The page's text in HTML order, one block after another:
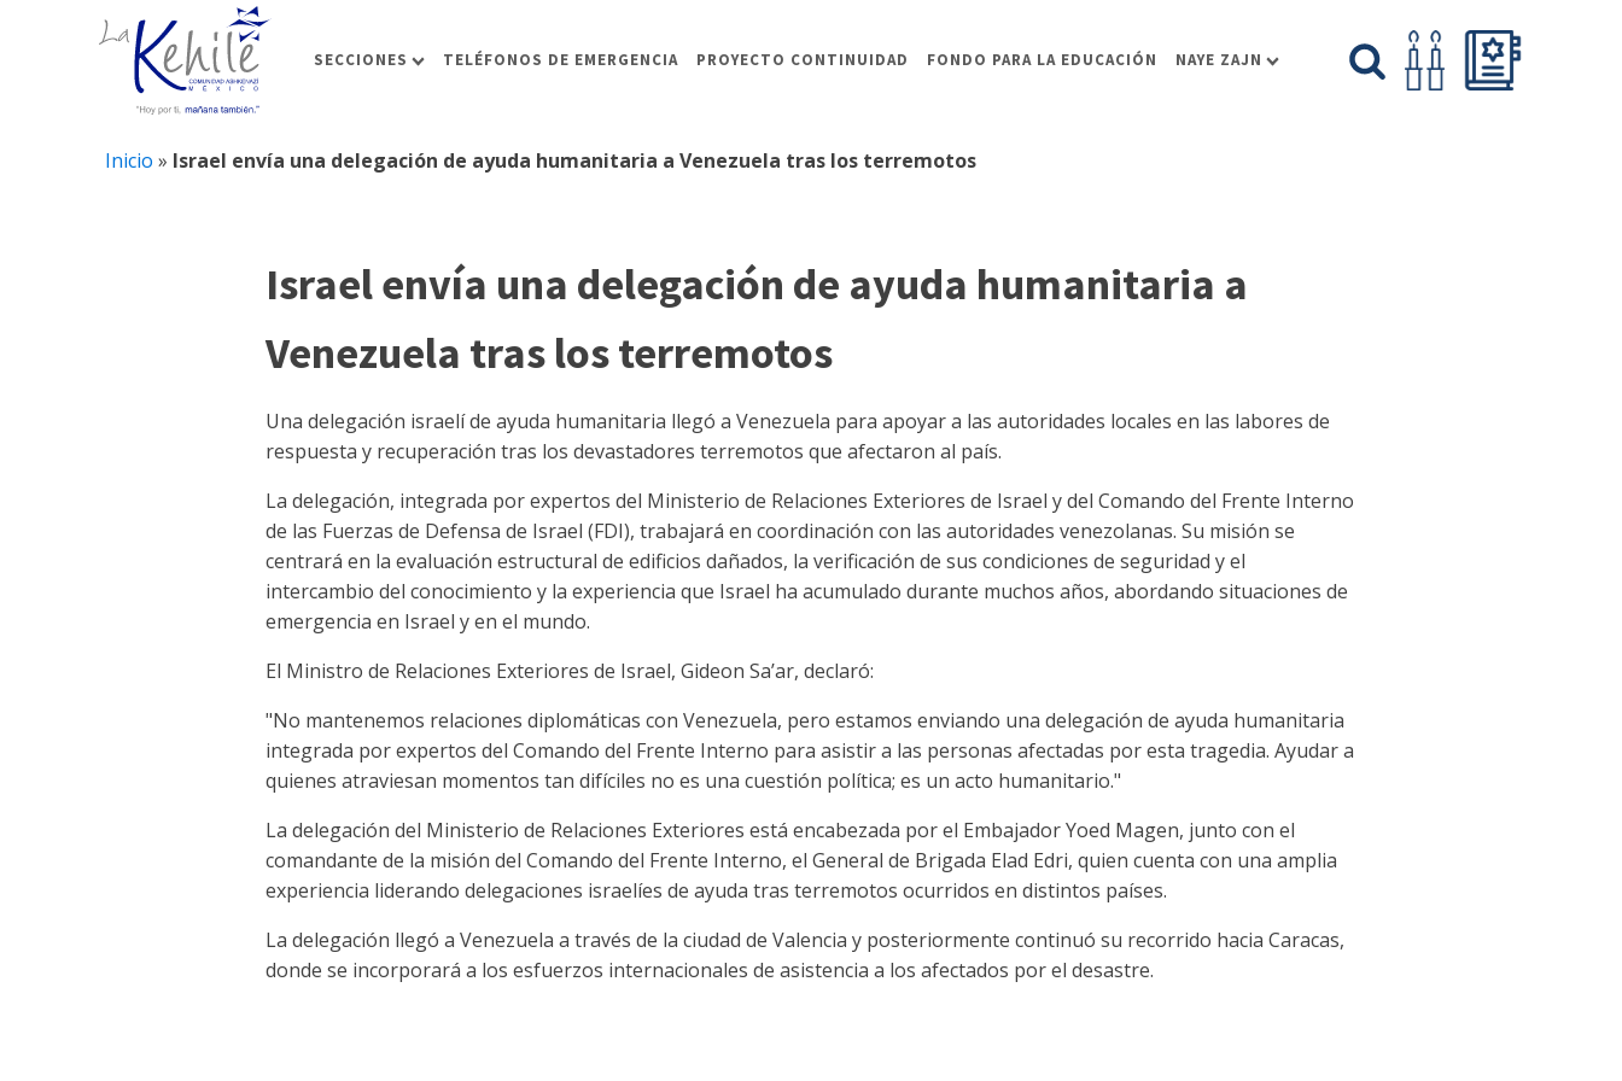
SECCIONES TELÉFONOS DE EMERGENCIA PROYECTO CONTINUIDAD FONDO PARA LA EDUCACIÓN NAYE ZAJN
Inicio » Israel envía una delegación de ayuda humanitaria a Venezuela tras los terremotos
Israel envía una delegación de ayuda humanitaria a
Venezuela tras los terremotos
Una delegación israelí de ayuda humanitaria llegó a Venezuela para apoyar a las autoridades locales en las labores de
respuesta y recuperación tras los devastadores terremotos que afectaron al país.
La delegación, integrada por expertos del Ministerio de Relaciones Exteriores de Israel y del Comando del Frente Interno
de las Fuerzas de Defensa de Israel (FDI), trabajará en coordinación con las autoridades venezolanas. Su misión se
centrará en la evaluación estructural de edificios dañados, la verificación de sus condiciones de seguridad y el
intercambio del conocimiento y la experiencia que Israel ha acumulado durante muchos años, abordando situaciones de
emergencia en Israel y en el mundo.
El Ministro de Relaciones Exteriores de Israel, Gideon Sa’ar, declaró:
"No mantenemos relaciones diplomáticas con Venezuela, pero estamos enviando una delegación de ayuda humanitaria
integrada por expertos del Comando del Frente Interno para asistir a las personas afectadas por esta tragedia. Ayudar a
quienes atraviesan momentos tan difíciles no es una cuestión política; es un acto humanitario."
La delegación del Ministerio de Relaciones Exteriores está encabezada por el Embajador Yoed Magen, junto con el
comandante de la misión del Comando del Frente Interno, el General de Brigada Elad Edri, quien cuenta con una amplia
experiencia liderando delegaciones israelíes de ayuda tras terremotos ocurridos en distintos países.
La delegación llegó a Venezuela a través de la ciudad de Valencia y posteriormente continuó su recorrido hacia Caracas,
donde se incorporará a los esfuerzos internacionales de asistencia a los afectados por el desastre.